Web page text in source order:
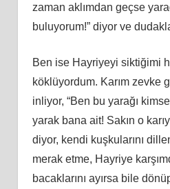
zaman aklımdan geçse
buluyorum!” diyor ve
Ben ise Hayriyeyi siktiğimi
köklüyordum. Karım zevke
inliyor, “Ben bu yarağı
yarak bana ait! Sakın o
diyor, kendi kuşkularını
merak etme, Hayriye
bacaklarını ayırsa bile